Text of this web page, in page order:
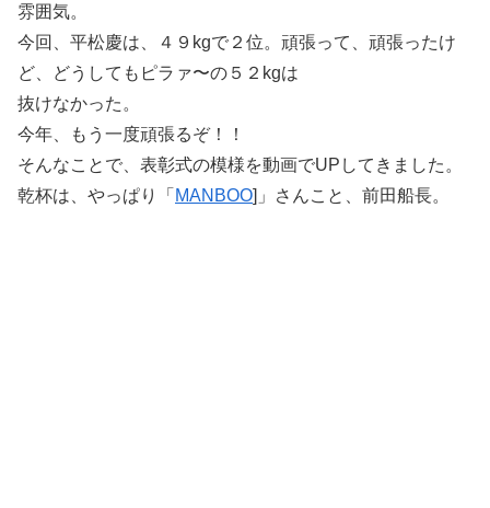
雰囲気。
今回、平松慶は、４９kgで２位。頑張って、頑張ったけ
ど、どうしてもピラァ〜の５２kgは
抜けなかった。
今年、もう一度頑張るぞ！！
そんなことで、表彰式の模様を動画でUPしてきました。
乾杯は、やっぱり「 MANBOO]」さんこと、前田船長。